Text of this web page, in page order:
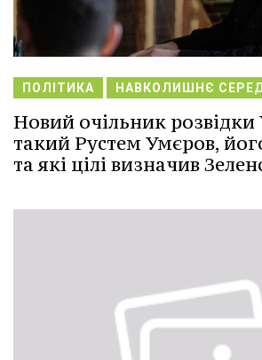
ПОЛІТИКА НАВКОЛИШНЄ
Новий очільник розвідки
такий Рустем Умєров,
та які цілі визначив